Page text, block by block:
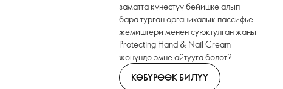
заматта күнөстүү бейишке алып
бара турган органикалык пассифье
жемиштери менен суюктулган жаңы
Protecting Hand & Nail Cream
жөнүндө эмне айтууга болот?
КӨБҮРӨӨК БИЛҮҮ